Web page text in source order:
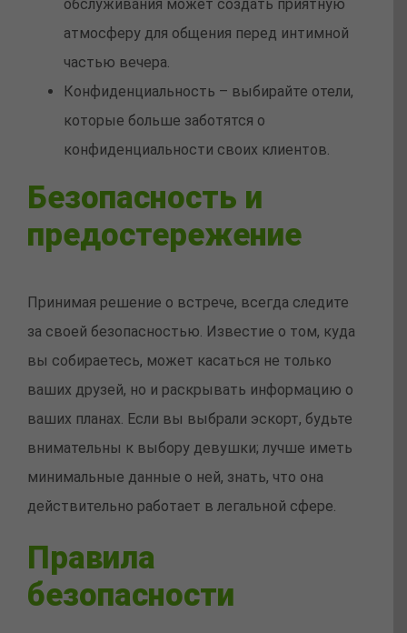
обслуживания может создать приятную
атмосферу для общения перед интимной
частью вечера.
Конфиденциальность – выбирайте отели,
которые больше заботятся о
конфиденциальности своих клиентов.
Безопасность и
предостережение
Принимая решение о встрече, всегда следите
за своей безопасностью. Известие о том, куда
вы собираетесь, может касаться не только
ваших друзей, но и раскрывать информацию о
ваших планах. Если вы выбрали эскорт, будьте
внимательны к выбору девушки; лучше иметь
минимальные данные о ней, знать, что она
действительно работает в легальной сфере.
Правила
безопасности